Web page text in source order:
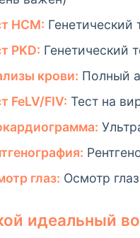
HCM:
PKD: Генетический
крови: Полный
FeLV/FIV: Тест на
глаз: Осмотр
идеальный